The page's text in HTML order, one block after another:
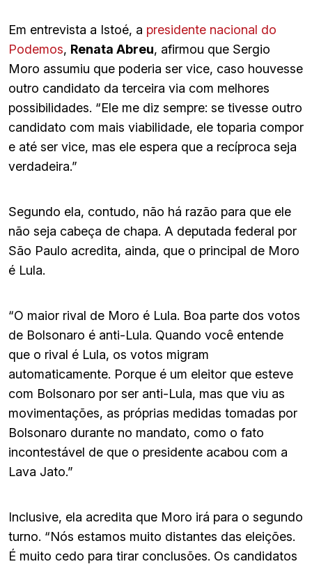
Em entrevista a Istoé, a presidente nacional do
Podemos, Renata Abreu, afirmou que Sergio
Moro assumiu que poderia ser vice, caso houvesse
outro candidato da terceira via com melhores
possibilidades. “Ele me diz sempre: se tivesse outro
candidato com mais viabilidade, ele toparia compor
e até ser vice, mas ele espera que a recíproca seja
verdadeira.”
Segundo ela, contudo, não há razão para que ele
não seja cabeça de chapa. A deputada federal por
São Paulo acredita, ainda, que o principal de Moro
é Lula.
“O maior rival de Moro é Lula. Boa parte dos votos
de Bolsonaro é anti-Lula. Quando você entende
que o rival é Lula, os votos migram
automaticamente. Porque é um eleitor que esteve
com Bolsonaro por ser anti-Lula, mas que viu as
movimentações, as próprias medidas tomadas por
Bolsonaro durante no mandato, como o fato
incontestável de que o presidente acabou com a
Lava Jato.”
Inclusive, ela acredita que Moro irá para o segundo
turno. “Nós estamos muito distantes das eleições.
É muito cedo para tirar conclusões. Os candidatos